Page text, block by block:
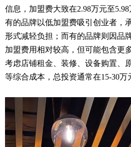
信息，加盟费大致在2.98万元至
有的品牌以低加盟费吸引创业者，
形式减轻负担；而有的品牌则因品
加盟费用相对较高，但可能包含更
考虑店铺租金、装修、设备购置、
等综合成本，总投资通常在15-30万